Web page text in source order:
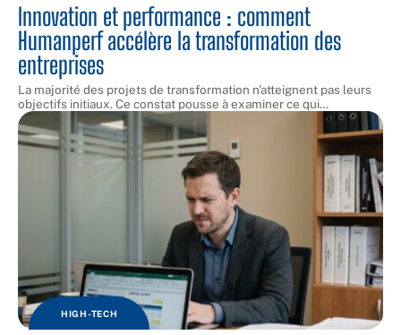
Innovation et performance : comment
Humanperf accélère la transformation des
entreprises
La majorité des projets de transformation n'atteignent pas leurs
objectifs initiaux. Ce constat pousse à examiner ce qui…
HIGH-TECH